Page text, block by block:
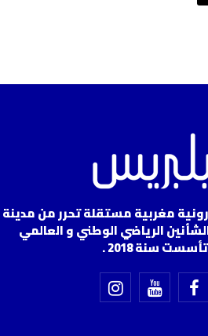
مغربية مستقلة تحرر من مدينة
الرياضي الوطني و العالمي
تأسست سنة 2018 .